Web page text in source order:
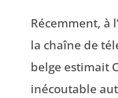
Récemment, à
la chaîne de
belge estimait
inécoutable